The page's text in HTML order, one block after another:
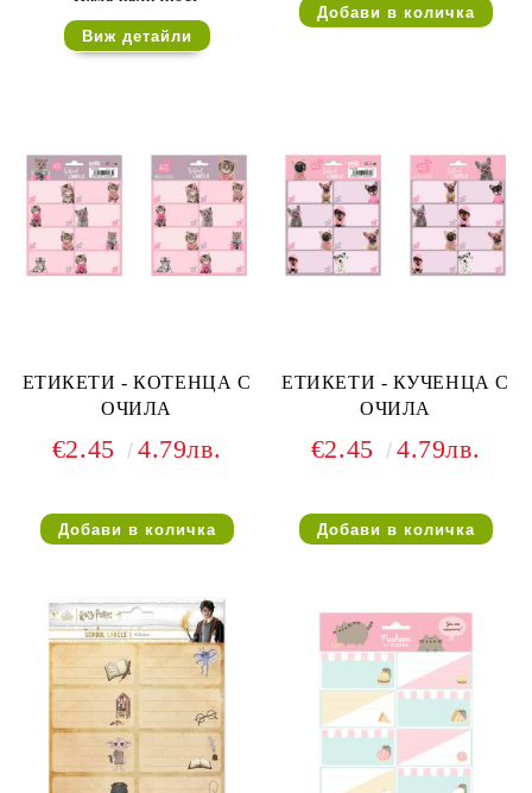
Виж детайли
ЕТИКЕТИ - КОТЕНЦА С
ОЧИЛА
€2.45 4.79лв.
ЕТИКЕТИ - КУЧЕНЦА С
ОЧИЛА
€2.45 4.79лв.